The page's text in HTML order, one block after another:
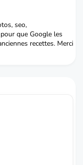
seo,
que Google les
recettes. Merci